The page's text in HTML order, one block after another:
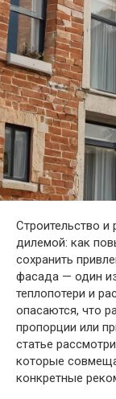
Строительство
дилемой: как
сохранить
фасада — один
теплопотери и
опасаются, что
пропорции или
статье
которые
конкретные